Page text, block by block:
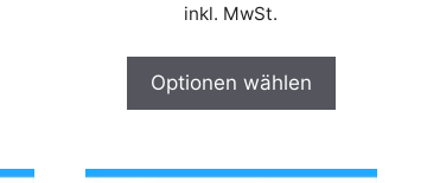
inkl. MwSt.
Optionen wählen